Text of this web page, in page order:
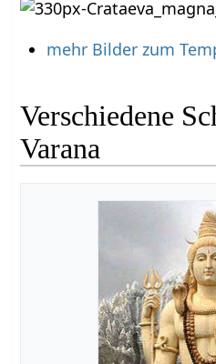
mehr Bilder zum
Verschiedene
Varana